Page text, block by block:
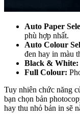
Auto Paper
phù hợp nhất.
Auto Colour
đen hay in màu
Black & White:
Full Colour:
Tuy nhiên chức năng
bạn chọn bản
hay thu nhỏ bản in sẽ